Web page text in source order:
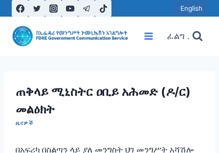
to
content
English
ፈልግ .
ጠቅላይ ሚኒስትር ዐቢይ አሕመድ (ዶ/ር)
መልዕክት
ዜናዎች
በአፍሪካ በስልጣን ላይ ያለ መንግስት ህገ መንግሥት አሻሽሎ